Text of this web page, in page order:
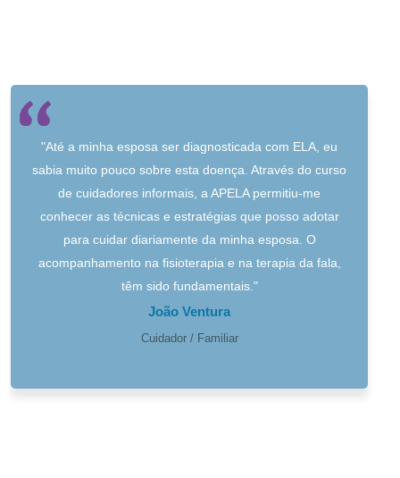
"Até a minha esposa ser diagnosticada com ELA, eu
sabia muito pouco sobre esta doença. Através do curso
de cuidadores informais, a APELA permitiu-me
conhecer as técnicas e estratégias que posso adotar
para cuidar diariamente da minha esposa. O
acompanhamento na fisioterapia e na terapia da fala,
têm sido fundamentais."
João Ventura
Cuidador / Familiar